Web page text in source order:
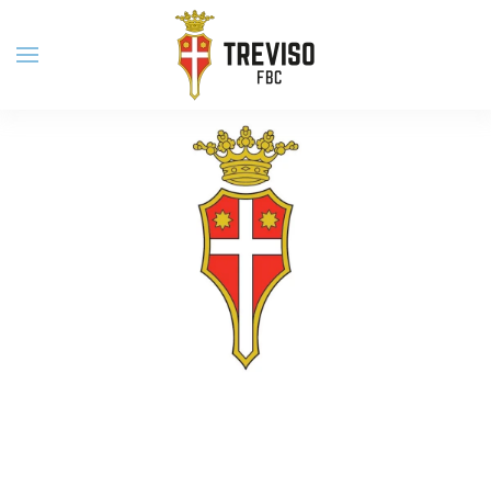
Skip to main content